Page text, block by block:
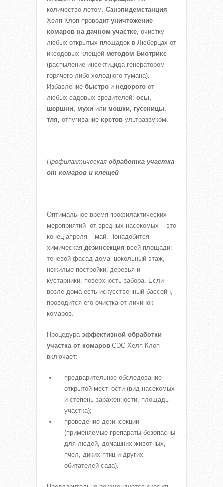
количество летом. Санэпидемстанция
Хелп Клоп проводит уничтожение
комаров на дачном участке, очистку
любых открытых площадок в Люберцах от
иксодовых клещей методом Биотрикс
(распыление инсектицида генератором
горячего либо холодного тумана).
Избавление быстро и недорого от
любых садовых вредителей: осы,
шершни, мухи или мошки, гусеницы,
тля, отпугивание кротов ультразвуком.
Профилактическая обработка участка
от комаров и клещей
Оптимальное время профилактических
мероприятий от вредных насекомых – это
конец апреля – май. Понадобится
химическая дезинсекция всей площади:
теневой фасад дома, цокольный этаж,
нежилые постройки, деревья и
кустарники, поверхность забора. Если
возле дома есть искусственный бассейн,
проводится его очистка от личинок
комаров.
Процедура эффективной обработки
участка от комаров СЭС Хелп Клоп
включает:
предварительное обследование
открытой местности (вид насекомых
и степень зараженности, площадь
участка);
проведение дезинсекции
(применяемые препараты безопасны
для людей, домашних животных,
пчел, диких птиц и других
обитателей сада).